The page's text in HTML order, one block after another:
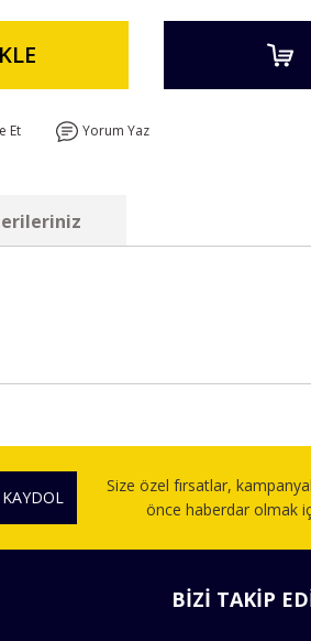
Et Yorum Yaz
KAYDOL
Size özel fırsatlar,
önce haberdar olmak
BİZİ TAKİP